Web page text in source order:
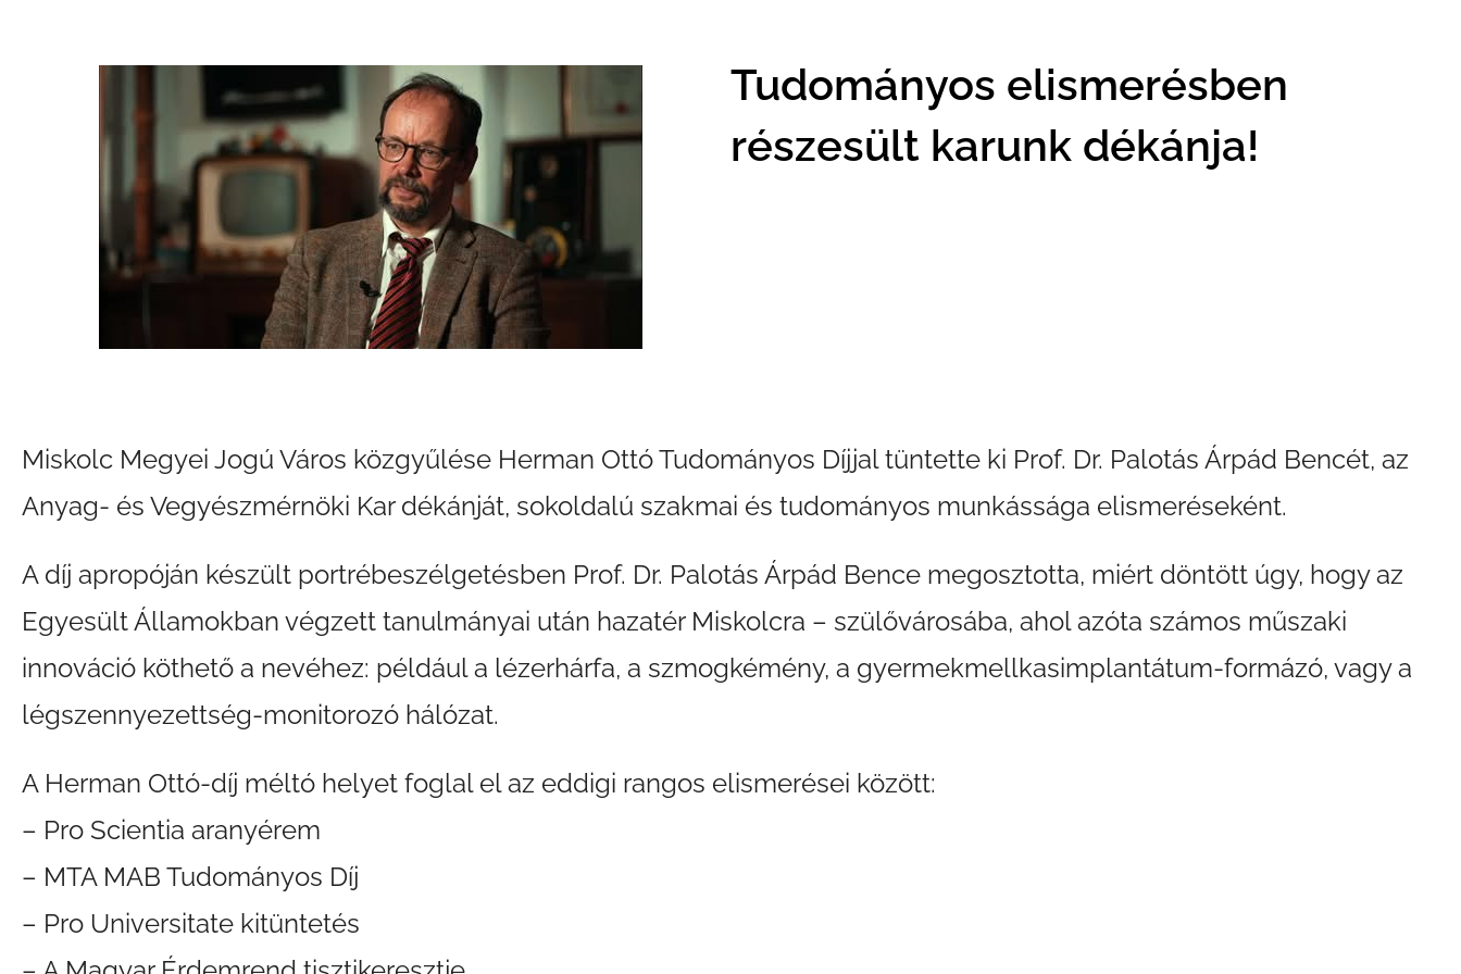
Tudományos elismerésben
részesült karunk dékánja!
Miskolc Megyei Jogú Város közgyűlése Herman Ottó Tudományos Díjjal tüntette ki Prof. Dr. Palotás Árpád Bencét, az
Anyag- és Vegyészmérnöki Kar dékánját, sokoldalú szakmai és tudományos munkássága elismeréseként.
A díj apropóján készült portrébeszélgetésben Prof. Dr. Palotás Árpád Bence megosztotta, miért döntött úgy, hogy az
Egyesült Államokban végzett tanulmányai után hazatér Miskolcra – szülővárosába, ahol azóta számos műszaki
innováció köthető a nevéhez: például a lézerhárfa, a szmogkémény, a gyermekmellkasimplantátum-formázó, vagy a
légszennyezettség-monitorozó hálózat.
A Herman Ottó-díj méltó helyet foglal el az eddigi rangos elismerései között:
– Pro Scientia aranyérem
– MTA MAB Tudományos Díj
– Pro Universitate kitüntetés